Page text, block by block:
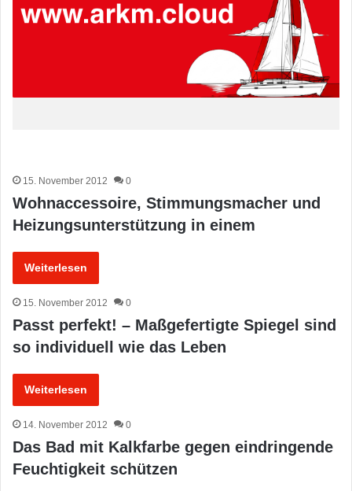
15. November 2012 0
Wohnaccessoire, Stimmungsmacher und
Heizungsunterstützung in einem
Weiterlesen
15. November 2012 0
Passt perfekt! – Maßgefertigte Spiegel sind
so individuell wie das Leben
Weiterlesen
14. November 2012 0
Das Bad mit Kalkfarbe gegen eindringende
Feuchtigkeit schützen